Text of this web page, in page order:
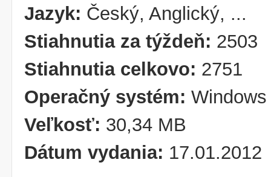
Jazyk: Český, Anglický, ...
Stiahnutia za týždeň: 2503
Stiahnutia celkovo: 2751
Operačný systém:
Veľkosť: 30,34 MB
Dátum vydania: 17.01.2012